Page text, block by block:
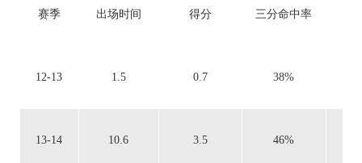
赛季 出场时间 得分 三分命中率
12-13 1.5 0.7 38%
13-14 10.6 3.5 46%